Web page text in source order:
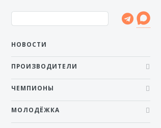
НОВОСТИ
ПРОИЗВОДИТЕЛИ
ЧЕМПИОНЫ
МОЛОДЁЖКА